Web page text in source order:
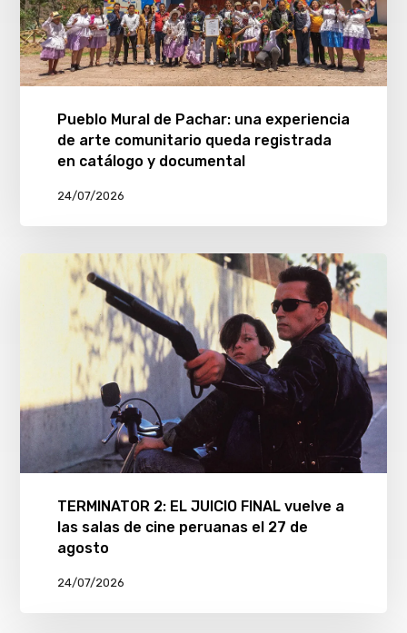
Pueblo Mural de Pachar: una experiencia
de arte comunitario queda registrada
en catálogo y documental
24/07/2026
TERMINATOR 2: EL JUICIO FINAL vuelve a
las salas de cine peruanas el 27 de
agosto
24/07/2026